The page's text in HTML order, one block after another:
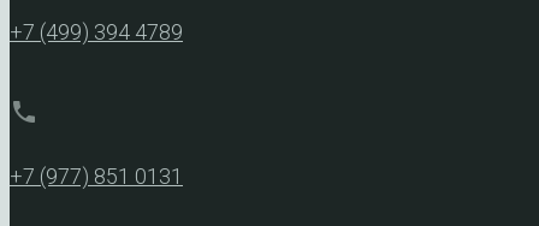
+7 (499) 394 4789
phone
+7 (977) 851 0131